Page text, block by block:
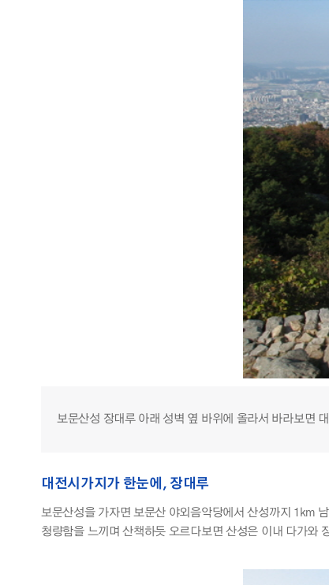
보문산성 장대루 아래 성벽 옆 바위에 올라서 바라보면
대전시가지가 한눈에, 장대루
보문산성을 가자면 보문산 야외음악당에서 산성까지 1km
청량함을 느끼며 산책하듯 오르다보면 산성은 이내 다가와